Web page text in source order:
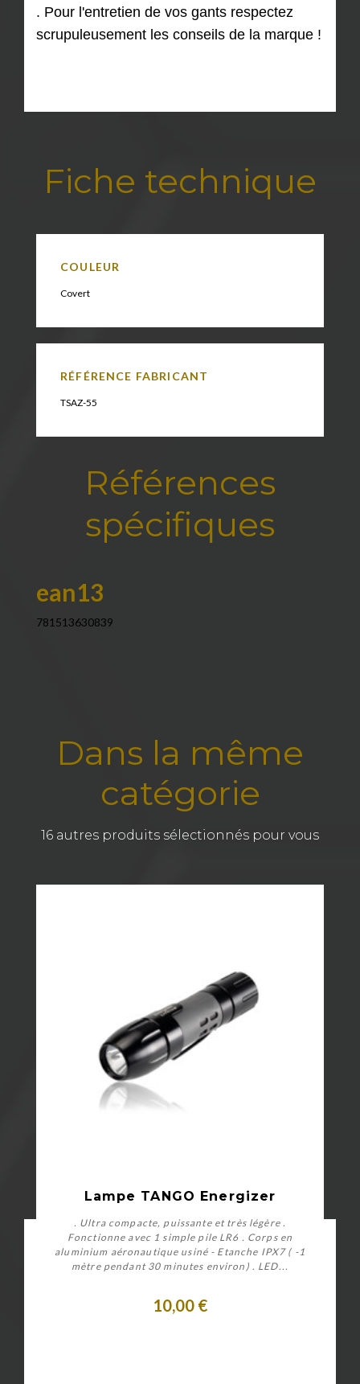
. Pour l'entretien de vos gants respectez
scrupuleusement les conseils de la marque !
Fiche technique
COULEUR
Covert
RÉFÉRENCE FABRICANT
TSAZ-55
Références
spécifiques
ean13
781513630839
Dans la même
catégorie
16 autres produits sélectionnés pour vous
Lampe TANGO Energizer
. Ultra compacte, puissante et très légère .
Fonctionne avec 1 simple pile LR6 . Corps en
aluminium aéronautique usiné - Etanche IPX7 ( -1
mètre pendant 30 minutes environ) . LED...
10,00 €